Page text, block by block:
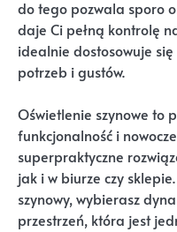
do tego pozwala sporo
daje Ci pełną kontrolę
idealnie dostosowuje
potrzeb i gustów.
Oświetlenie szynowe to
funkcjonalność i
superpraktyczne
jak i w biurze czy
szynowy, wybierasz
przestrzeń, która jest